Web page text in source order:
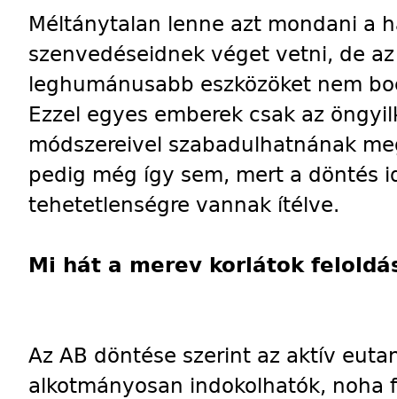
Méltánytalan lenne azt mondani a
szenvedéseidnek véget vetni, de
leghumánusabb eszközöket nem
Ezzel egyes emberek csak az
módszereivel szabadulhatnának
pedig még így sem, mert a döntés
tehetetlenségre vannak ítélve.
Mi hát a merev korlátok
Az AB döntése szerint az aktív
alkotmányosan indokolhatók,